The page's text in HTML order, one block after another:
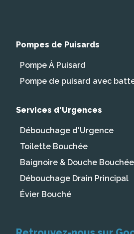
Pompes de Puisards
Pompe À Puisard
Pompe de puisard avec
Services d'Urgences
Débouchage d'Urgence
Toilette Bouchée
Baignoire & Douche Bouchée
Débouchage Drain Principal
Évier Bouché